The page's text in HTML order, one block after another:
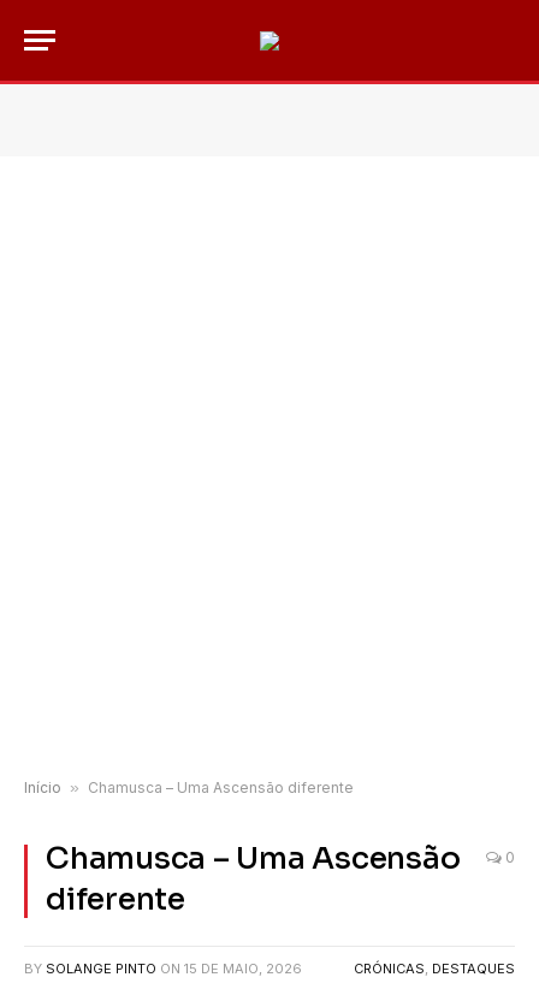
Início » Chamusca – Uma Ascensão diferente
Chamusca – Uma Ascensão
diferente
0
BY SOLANGE PINTO ON 15 DE MAIO, 2026 CRÓNICAS, DESTAQUES